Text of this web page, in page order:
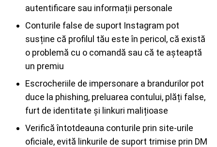
autentificare sau informații personale
Conturile false de suport Instagram pot
susține că profilul tău este în pericol, că există
o problemă cu o comandă sau că te așteaptă
un premiu
Escrocheriile de impersonare a brandurilor pot
duce la phishing, preluarea contului, plăți false,
furt de identitate și linkuri malițioase
Verifică întotdeauna conturile prin site-urile
oficiale, evită linkurile de suport trimise prin DM